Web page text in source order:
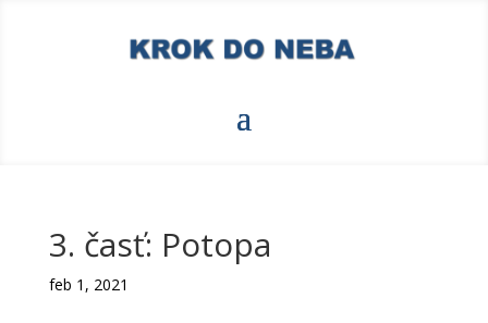
3. časť: Potopa
feb 1, 2021